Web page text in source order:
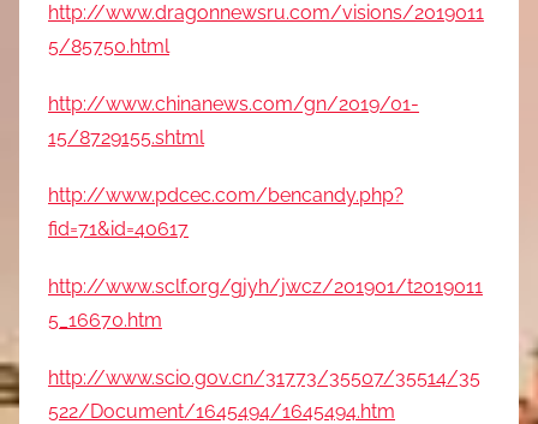
http://www.dragonnewsru.com/visions/2019011
5/85750.html
http://www.chinanews.com/gn/2019/01-
15/8729155.shtml
http://www.pdcec.com/bencandy.php?
fid=71&id=40617
http://www.sclf.org/gjyh/jwcz/201901/t2019011
5_16670.htm
http://www.scio.gov.cn/31773/35507/35514/35
522/Document/1645494/1645494.htm